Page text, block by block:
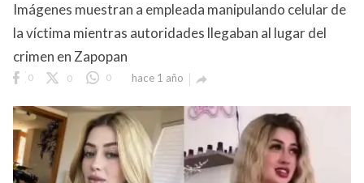
Imágenes muestran a empleada manipulando celular de
la víctima mientras autoridades llegaban al lugar del
crimen en Zapopan
0 0 0 hace 1 año 